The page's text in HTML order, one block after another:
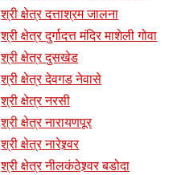
श्री क्षेत्र दत्ताश्रम जालना
श्री क्षेत्र दुर्गादत्त मंदिर माशेली गोवा
श्री क्षेत्र दुसखेड
श्री क्षेत्र देवगड नेवासे
श्री क्षेत्र नरसी
श्री क्षेत्र नारायणपूर
श्री क्षेत्र नारेश्र्वर
श्री क्षेत्र नीलकंठेश्र्वर बडोदा